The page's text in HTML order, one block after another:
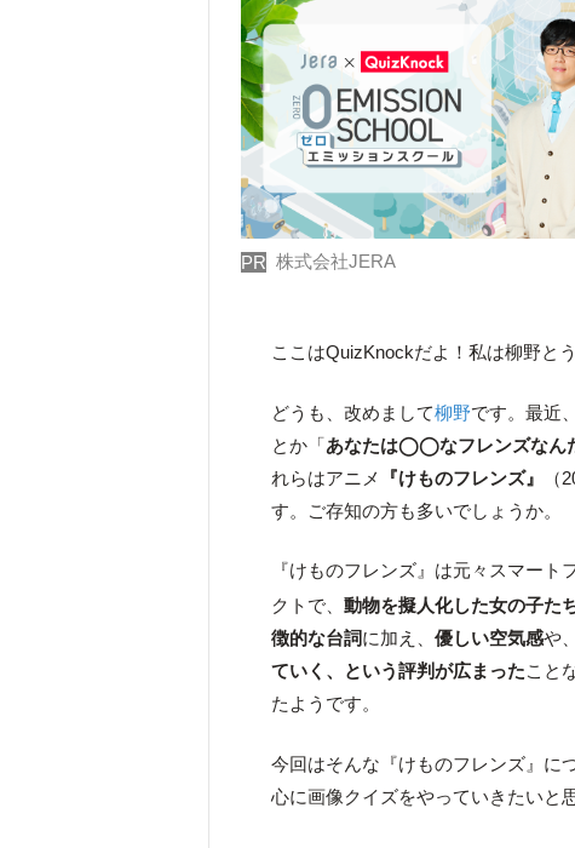
PR 株式会社JERA
ここはQuizKnockだよ！私は柳野と
どうも、改めまして柳野です。最近
とか「あなたは◯◯なフレンズなん
れらはアニメ
『けものフレンズ』
す。ご存知の方も多いでしょうか。
『けものフレンズ』は元々スマー
クトで、動物を擬人化した女の子た
徴的な台詞に加え、優しい空気感や
ていく、という評判が広まったこと
たようです。
今回はそんな『けものフレンズ』に
心に画像クイズをやっていきたい